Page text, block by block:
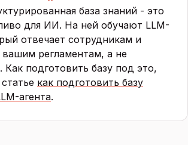
база знаний - это
для ИИ. На ней обучают LLM-
отвечает сотрудникам и
регламентам, а не
подготовить базу под это,
как подготовить базу
агента.